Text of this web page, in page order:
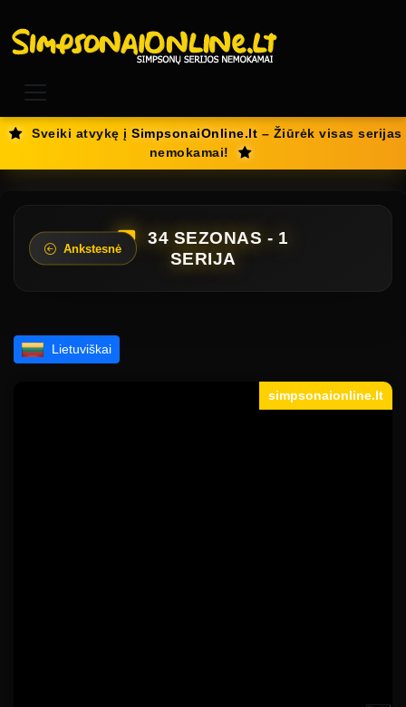
Sveiki atvykę įSimpsonaiOnline.lt – Žiūrėk visas serijas
nemokamai!
Ankstesnė
34 SEZONAS - 1
SERIJA
Lietuviškai
simpsonaionline.lt